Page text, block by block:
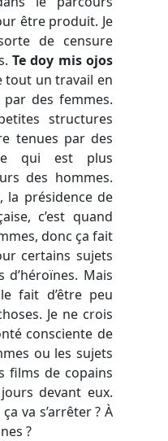
être produit. Je
de censure
Te doy mis ojos
tout un travail en
des femmes.
structures
tenues par des
qui est plus
des hommes.
la présidence de
c’est quand
donc ça fait
certains sujets
Mais
fait d’être peu
Je ne crois
consciente de
ou les sujets
films de copains
devant eux.
va s’arrêter ? À
?